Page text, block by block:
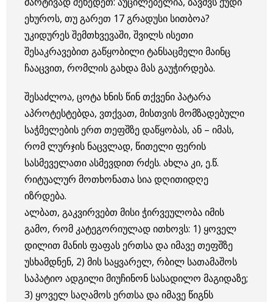
ეხუროს, თუ გარეთ 17 გრადუსი სითბოა?
უკიდურეს შემთხვევაში, შვილს ისეთი
შესაკრავებით გაწყობილი ტანსაცმელი მაინც
ჩააცვით, რომლის გახდა მას გაუჭირდება.
შესაძლოა, ცოტა ხნის წინ თქვენი პატარა
აპროტესტებდა, ვთქვათ, მისთვის მომზადებული
საჭმელების ერთ თეფშზე დაწყობას, ან – იმას,
რომ ლურჯის ნაცვლად, წითელი ფერის
სასმეველათი ასმევდით რძეს. ახლა კი, ე.წ.
რიტუალურ მოთხონათა სია დღითიდღე
იზრდება.
ალბათ, გაკვირვებთ მისი ჭირვეულობა იმის
გამო, რომ კატეგორიულად ითხოვს: 1) ყოველ
დილით მანის ფაფას ერთსა და იმავე თეფშზე
უსხამდნენ, 2) მის საყვარელ, რბილ სათამაშოს
საპატიო ადგილი მიუჩინონ სასადილო მაგიდაზე;
3) ყოველ საღამოს ერთსა და იმავე წიგნს